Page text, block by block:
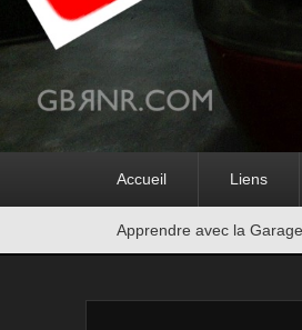
Accueil Liens
Apprendre avec la